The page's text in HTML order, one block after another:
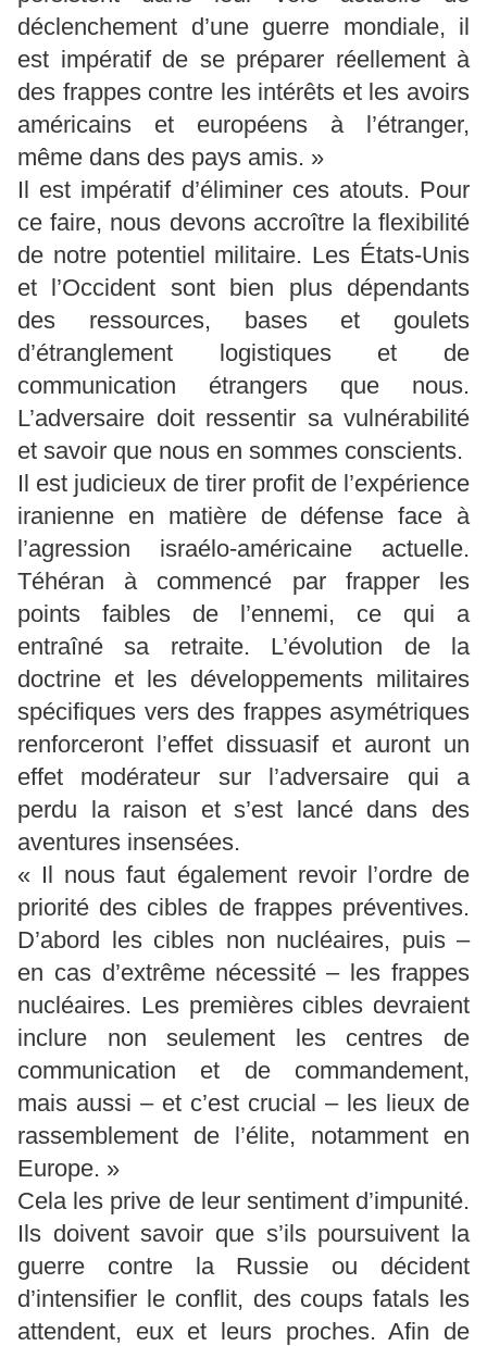
déclenchement d’une guerre mondiale, il
est impératif de se préparer réellement à
des frappes contre les intérêts et les avoirs
américains et européens à l’étranger,
même dans des pays amis. »
Il est impératif d’éliminer ces atouts. Pour
ce faire, nous devons accroître la flexibilité
de notre potentiel militaire. Les États-Unis
et l’Occident sont bien plus dépendants
des ressources, bases et goulets
d’étranglement logistiques et de
communication étrangers que nous.
L’adversaire doit ressentir sa vulnérabilité
et savoir que nous en sommes conscients.
Il est judicieux de tirer profit de l’expérience
iranienne en matière de défense face à
l’agression israélo-américaine actuelle.
Téhéran à commencé par frapper les
points faibles de l’ennemi, ce qui a
entraîné sa retraite. L’évolution de la
doctrine et les développements militaires
spécifiques vers des frappes asymétriques
renforceront l’effet dissuasif et auront un
effet modérateur sur l’adversaire qui a
perdu la raison et s’est lancé dans des
aventures insensées.
« Il nous faut également revoir l’ordre de
priorité des cibles de frappes préventives.
D’abord les cibles non nucléaires, puis –
en cas d’extrême nécessité – les frappes
nucléaires. Les premières cibles devraient
inclure non seulement les centres de
communication et de commandement,
mais aussi – et c’est crucial – les lieux de
rassemblement de l’élite, notamment en
Europe. »
Cela les prive de leur sentiment d’impunité.
Ils doivent savoir que s’ils poursuivent la
guerre contre la Russie ou décident
d’intensifier le conflit, des coups fatals les
attendent, eux et leurs proches. Afin de